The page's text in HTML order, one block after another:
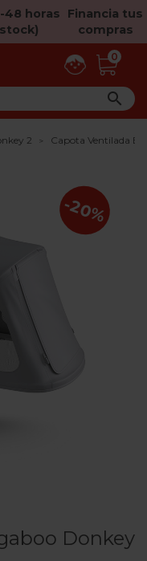
48 horas
Financia tus
compras
0

2 Capota Ventilada
-20%
Donkey